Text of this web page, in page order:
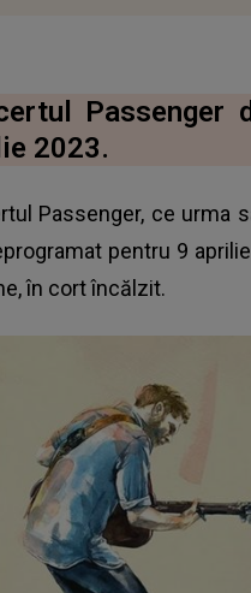
ARTICOLUL
Passenger
2023.
Passenger, ce urma
pentru 9
în cort încălzit.